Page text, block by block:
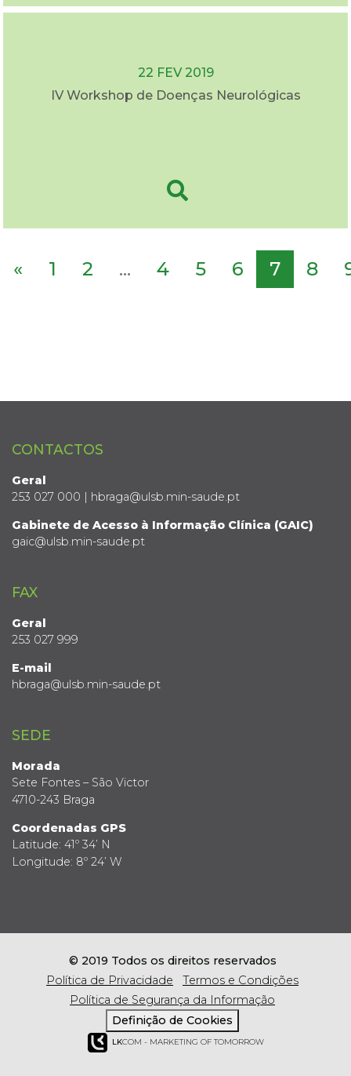
22 FEV 2019
IV Workshop de Doenças Neurológicas
« 1 2 ... 4 5 6 7 8
CONTACTOS
Geral
253 027 000 | hbraga@ulsb.min-saude.pt
Gabinete de Acesso à Informação Clínica (GAIC)
gaic@ulsb.min-saude.pt
FAX
Geral
253 027 999
E-mail
hbraga@ulsb.min-saude.pt
SEDE
Morada
Sete Fontes – São Victor
4710-243 Braga
Coordenadas GPS
Latitude: 41º 34’ N
Longitude: 8º 24’ W
© 2019 Todos os direitos reservados
Política de Privacidade
Termos e Condições
Política de Segurança da Informação
Definição de Cookies
LKCOM - MARKETING OF TOMORROW